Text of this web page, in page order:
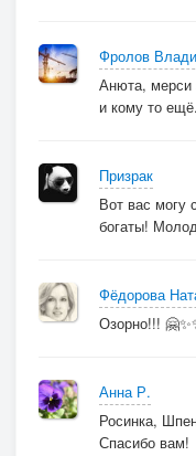
Фролов
Анюта, мерси
и кому то
Призрак
Вот вас могу
богаты!
Фёдорова
Озорно!!!
Анна Р.
Росинка,
Спасибо вам!